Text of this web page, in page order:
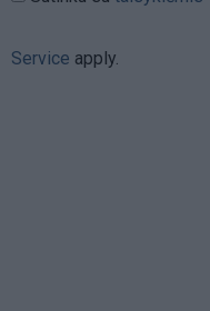
Service apply.